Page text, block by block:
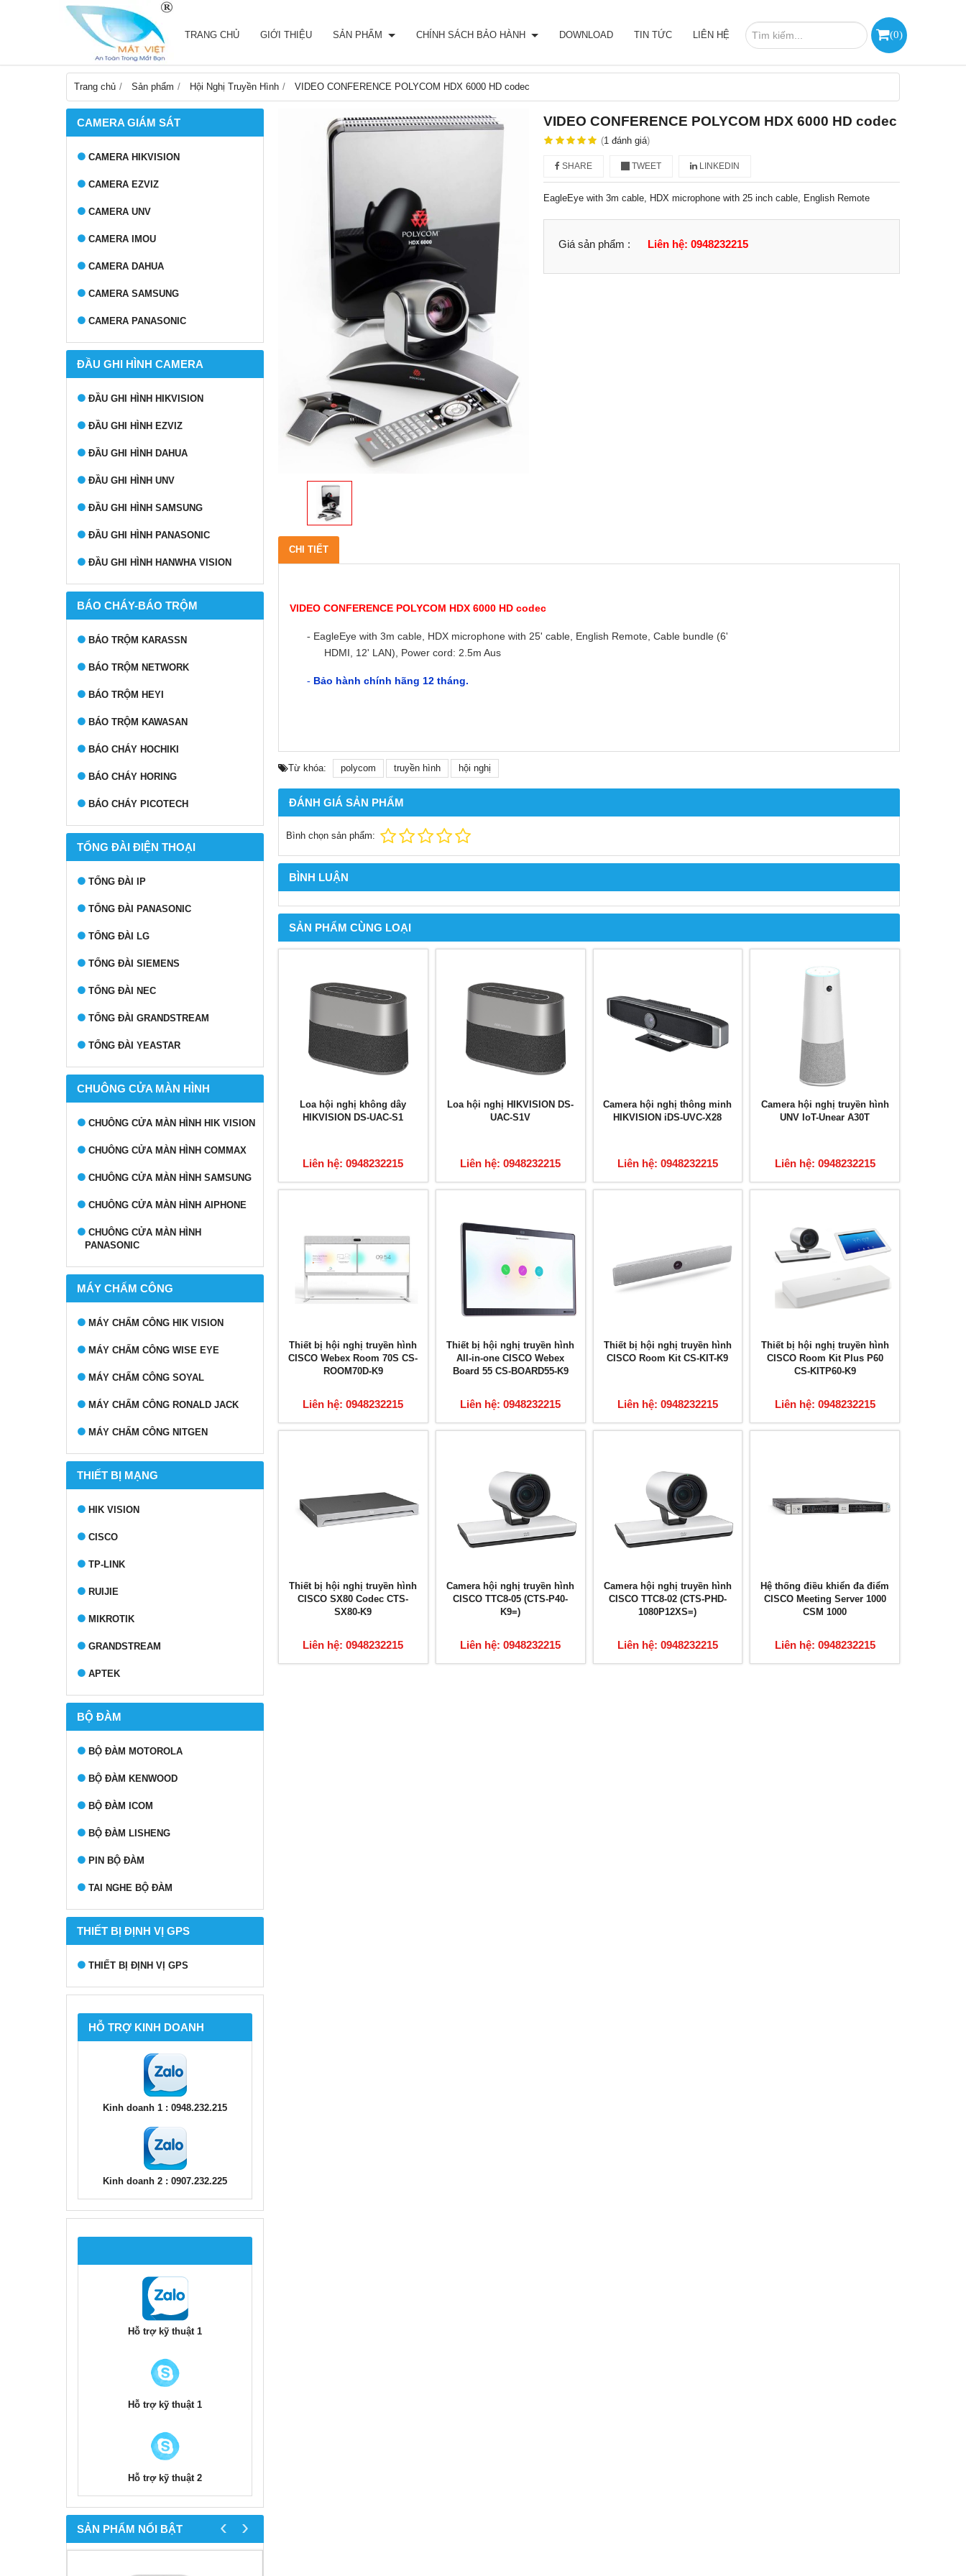
(0)
TRANG CHỦ GIỚI THIỆU SẢN PHẨM CHÍNH SÁCH BẢO HÀNH DOWNLOAD TIN TỨC LIÊN HỆ
Trang chủ Sản phẩm Hội Nghị Truyền Hình VIDEO CONFERENCE POLYCOM HDX 6000 HD codec
CAMERA GIÁM SÁT
CAMERA HIKVISION
CAMERA EZVIZ
CAMERA UNV
CAMERA IMOU
CAMERA DAHUA
CAMERA SAMSUNG
CAMERA PANASONIC
ĐẦU GHI HÌNH CAMERA
ĐẦU GHI HÌNH HIKVISION
ĐẦU GHI HÌNH EZVIZ
ĐẦU GHI HÌNH DAHUA
ĐẦU GHI HÌNH UNV
ĐẦU GHI HÌNH SAMSUNG
ĐẦU GHI HÌNH PANASONIC
ĐẦU GHI HÌNH HANWHA VISION
BÁO CHÁY-BÁO TRỘM
BÁO TRỘM KARASSN
BÁO TRỘM NETWORK
BÁO TRỘM HEYI
BÁO TRỘM KAWASAN
BÁO CHÁY HOCHIKI
BÁO CHÁY HORING
BÁO CHÁY PICOTECH
TỔNG ĐÀI ĐIỆN THOẠI
TỔNG ĐÀI IP
TỔNG ĐÀI PANASONIC
TỔNG ĐÀI LG
TỔNG ĐÀI SIEMENS
TỔNG ĐÀI NEC
TỔNG ĐÀI GRANDSTREAM
TỔNG ĐÀI YEASTAR
CHUÔNG CỬA MÀN HÌNH
CHUÔNG CỬA MÀN HÌNH HIK VISION
CHUÔNG CỬA MÀN HÌNH COMMAX
CHUÔNG CỬA MÀN HÌNH SAMSUNG
CHUÔNG CỬA MÀN HÌNH AIPHONE
CHUÔNG CỬA MÀN HÌNH
PANASONIC
MÁY CHẤM CÔNG
MÁY CHẤM CÔNG HIK VISION
MÁY CHẤM CÔNG WISE EYE
MÁY CHẤM CÔNG SOYAL
MÁY CHẤM CÔNG RONALD JACK
MÁY CHẤM CÔNG NITGEN
THIẾT BỊ MẠNG
HIK VISION
CISCO
TP-LINK
RUIJIE
MIKROTIK
GRANDSTREAM
APTEK
BỘ ĐÀM
BỘ ĐÀM MOTOROLA
BỘ ĐÀM KENWOOD
BỘ ĐÀM ICOM
BỘ ĐÀM LISHENG
PIN BỘ ĐÀM
TAI NGHE BỘ ĐÀM
THIẾT BỊ ĐỊNH VỊ GPS
THIẾT BỊ ĐỊNH VỊ GPS
HỖ TRỢ KINH DOANH
Kinh doanh 1 : 0948.232.215
Kinh doanh 2 : 0907.232.225
Hỗ trợ kỹ thuật 1
Hỗ trợ kỹ thuật 1
Hỗ trợ kỹ thuật 2
SẢN PHẨM NỔI BẬT ‹ ›
VIDEO CONFERENCE POLYCOM HDX 6000 HD codec
(1 đánh giá)
SHARE TWEET LINKEDIN
EagleEye with 3m cable, HDX microphone with 25 inch cable, English Remote
Giá sản phẩm : Liên hệ: 0948232215
CHI TIẾT
VIDEO CONFERENCE POLYCOM HDX 6000 HD codec
- EagleEye with 3m cable, HDX microphone with 25' cable, English Remote, Cable bundle (6'
HDMI, 12' LAN), Power cord: 2.5m Aus
- Bảo hành chính hãng 12 tháng.
Từ khóa: polycom truyền hình hội nghị
ĐÁNH GIÁ SẢN PHẨM
Bình chọn sản phẩm:
BÌNH LUẬN
SẢN PHẨM CÙNG LOẠI
Loa hội nghị không dây
HIKVISION DS-UAC-S1
Liên hệ: 0948232215
Loa hội nghị HIKVISION DS-
UAC-S1V
Liên hệ: 0948232215
Camera hội nghị thông minh
HIKVISION iDS-UVC-X28
Liên hệ: 0948232215
Camera hội nghị truyền hình
UNV IoT-Unear A30T
Liên hệ: 0948232215
Thiết bị hội nghị truyền hình
CISCO Webex Room 70S CS-
ROOM70D-K9
Liên hệ: 0948232215
Thiết bị hội nghị truyền hình
All-in-one CISCO Webex
Board 55 CS-BOARD55-K9
Liên hệ: 0948232215
Thiết bị hội nghị truyền hình
CISCO Room Kit CS-KIT-K9
Liên hệ: 0948232215
Thiết bị hội nghị truyền hình
CISCO Room Kit Plus P60
CS-KITP60-K9
Liên hệ: 0948232215
Thiết bị hội nghị truyền hình
CISCO SX80 Codec CTS-
SX80-K9
Liên hệ: 0948232215
Camera hội nghị truyền hình
CISCO TTC8-05 (CTS-P40-
K9=)
Liên hệ: 0948232215
Camera hội nghị truyền hình
CISCO TTC8-02 (CTS-PHD-
1080P12XS=)
Liên hệ: 0948232215
Hệ thống điều khiển đa điểm
CISCO Meeting Server 1000
CSM 1000
Liên hệ: 0948232215